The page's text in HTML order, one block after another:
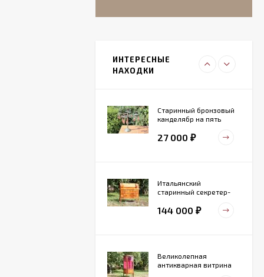
ИНТЕРЕСНЫЕ
НАХОДКИ
фарфоровый
светильник
27 000
Старинный бронзовый
канделябр на пять
27 000 ₽
Итальянский
старинный секретер-
144 000 ₽
Великолепная
антикварная витрина